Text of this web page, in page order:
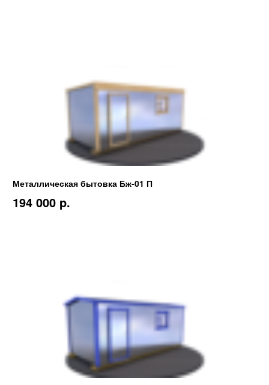
Металлическая бытовка Бж-01 П
194 000 p.